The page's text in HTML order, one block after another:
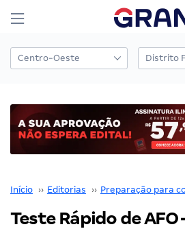
Início ›› Editorias ›› Preparação para
Teste Rápido de